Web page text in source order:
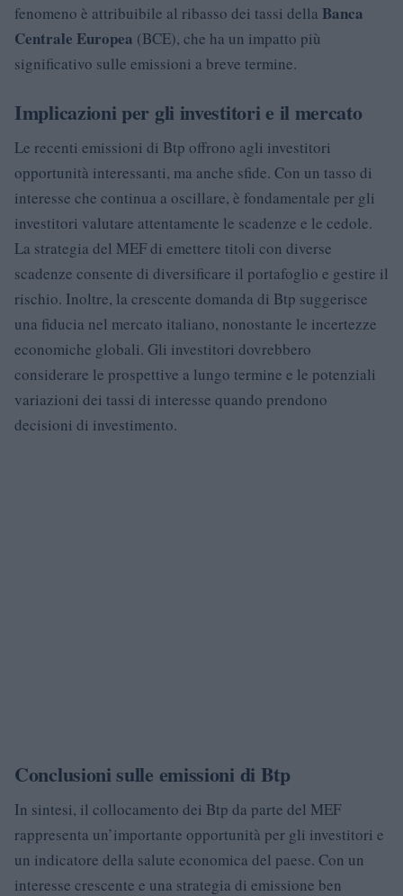
fenomeno è attribuibile al ribasso dei tassi della Banca
Centrale Europea (BCE), che ha un impatto più
significativo sulle emissioni a breve termine.
Implicazioni per gli investitori e il mercato
Le recenti emissioni di Btp offrono agli investitori
opportunità interessanti, ma anche sfide. Con un tasso di
interesse che continua a oscillare, è fondamentale per gli
investitori valutare attentamente le scadenze e le cedole.
La strategia del MEF di emettere titoli con diverse
scadenze consente di diversificare il portafoglio e gestire il
rischio. Inoltre, la crescente domanda di Btp suggerisce
una fiducia nel mercato italiano, nonostante le incertezze
economiche globali. Gli investitori dovrebbero
considerare le prospettive a lungo termine e le potenziali
variazioni dei tassi di interesse quando prendono
decisioni di investimento.
Conclusioni sulle emissioni di Btp
In sintesi, il collocamento dei Btp da parte del MEF
rappresenta un’importante opportunità per gli investitori e
un indicatore della salute economica del paese. Con un
interesse crescente e una strategia di emissione ben